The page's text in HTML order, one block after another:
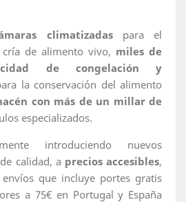
climatizadaspara el
de alimento vivo, miles de
de congelación y
la conservación del alimento
con más de un millar de
especializados.
introduciendo nuevos
calidad, a precios accesibles,
que incluye portes gratis
a 75€ en Portugal y España